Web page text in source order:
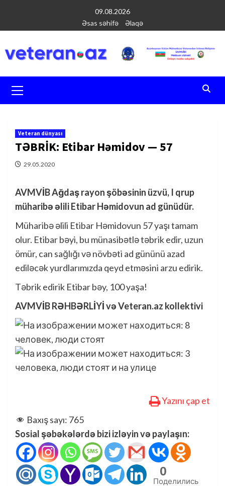
содержимому
09.08.2026
Əsas səhifə
Əlaqə
меню
Veteran dünyası
TƏBRİK: Etibar Həmidov — 57
29.05.2020
AVMVİB Ağdaş rayon şöbəsinin üzvü, I qrup
müharibə əlili Etibar Həmidovun ad günüdür.
Müharibə əlili Etibar Həmidovun 57 yaşı tamam
olur. Etibar bəyi, bu münasibətlə təbrik edir, uzun
ömür, can sağlığı və növbəti ad gününü azad
ediləcək yurdlarımızda qeyd etməsini arzu edirik.
Təbrik edirik Etibar bəy, 100 yaşa!
AVMVİB RƏHBƏRLİYİ və Veteran.az kollektivi
Yazını çap et
Baxış sayı: 765
Sosial şəbəkələrdə bizi izləyin və paylaşın:
0
Поделились